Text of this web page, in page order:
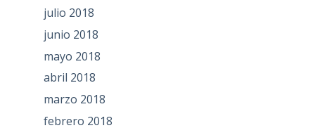
julio 2018
junio 2018
mayo 2018
abril 2018
marzo 2018
febrero 2018